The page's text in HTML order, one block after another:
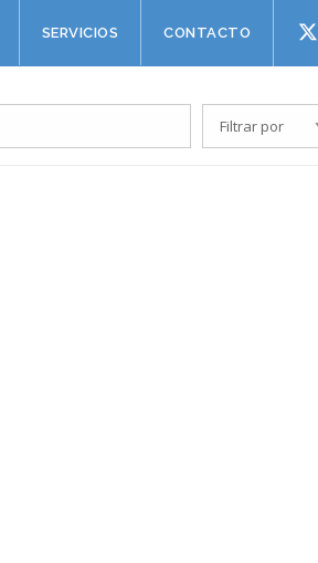
SERVICIOS CONTACTO